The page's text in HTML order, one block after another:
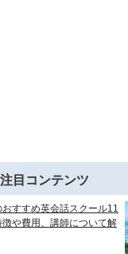
注目コンテンツ
おすすめ英会話スクール11
徴や費用、講師について解